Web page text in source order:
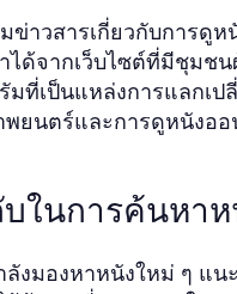
ข่าวสารเกี่ยวกับการดูห
ได้จากเว็บไซต์ที่มีชุมช
มที่เป็นแหล่งการแลกเ
พยนตร์และการดูหนังอ
ในการค้นหา
งมองหาหนังใหม่ ๆ แน